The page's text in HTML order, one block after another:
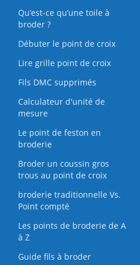
Qu’est‑ce qu’une toile à
broder ?
Débuter le point de croix
Lire grille point de croix
Fils DMC supprimés
Calculateur d'unité de
mesure
Le point de feston en
broderie
Broder un coussin gros
trous au point de croix
broderie traditionnelle Vs.
Point compté
Les points de broderie de A
à Z
Guide fils à broder